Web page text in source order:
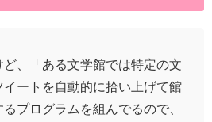
、「ある文学館では特定の文
ートを自動的に拾い上げて館
プログラムを組んでるので、